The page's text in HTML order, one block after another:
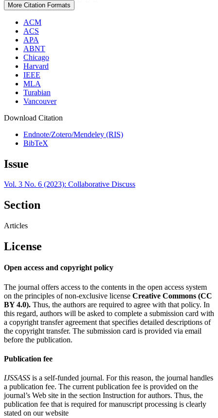
More Citation Formats
ACM
ACS
APA
ABNT
Chicago
Harvard
IEEE
MLA
Turabian
Vancouver
Download Citation
Endnote/Zotero/Mendeley (RIS)
BibTeX
Issue
Vol. 3 No. 6 (2023): Collaborative Discuss
Section
Articles
License
Open access and copyright policy
The journal offers access to the contents in the open access system
on the principles of non-exclusive license Creative Commons (CC
BY 4.0). Thus, the authors are required to agree with that policy. In
this regard, authors will be asked to complete a submission card with
a copyright transfer agreement that specifies detailed descriptions of
the copyright transfer. The submission card is provided via email
before the publication.
Publication fee
IJSSASS is a self-funded journal. For this reason, the journal handles
a publication fee. The current publication fee is provided on the
journal’s Web site in the section Instruction for authors. Thus, the
publication fee that is required for manuscript processing is clearly
stated on our website